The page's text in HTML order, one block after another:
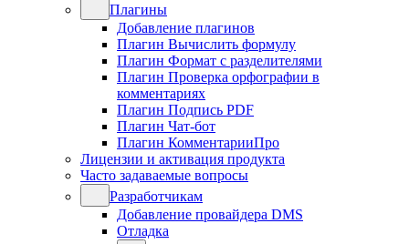
Плагины
Добавление плагинов
Плагин Вычислить формулу
Плагин Формат с разделителями
Плагин Проверка орфографии в
комментариях
Плагин Подпись PDF
Плагин Чат-бот
Плагин КомментарииПро
Лицензии и активация продукта
Часто задаваемые вопросы
Разработчикам
Добавление провайдера DMS
Отладка